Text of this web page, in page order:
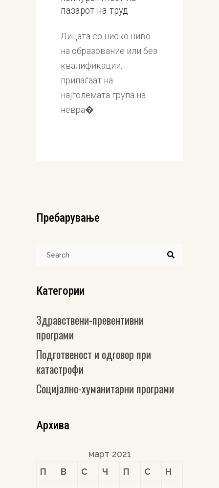
пазарот на труд
Лицата со ниско ниво
на образование или без
квалификации,
припаѓаат на
најголемата група на
невра�
Пребарување
for:
Категории
Здравствени-превентивни
програми
Подготвеност и одговор при
катастрофи
Социјално-хуманитарни програми
Архива
март 2021
П
В С Ч П С
Н